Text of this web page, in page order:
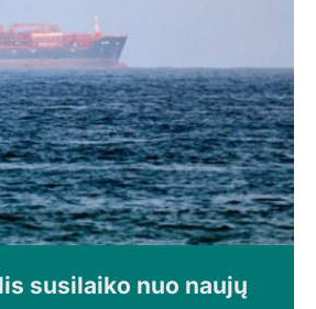
susilaiko nuo naujų